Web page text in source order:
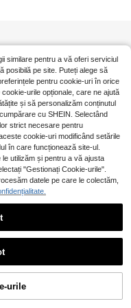
similare pentru a vă oferi serviciul
posibilă pe site. Puteți alege să
pentru cookie-uri în orice
urile opționale, care ne ajută
și să personalizăm conținutul
cu SHEIN. Selectând
strict necesare pentru
cookie-uri modificând setările
în care funcționează site-ul.
utilizăm și pentru a vă ajusta
"Gestionați Cookie-urile".
datele pe care le colectăm,
urile